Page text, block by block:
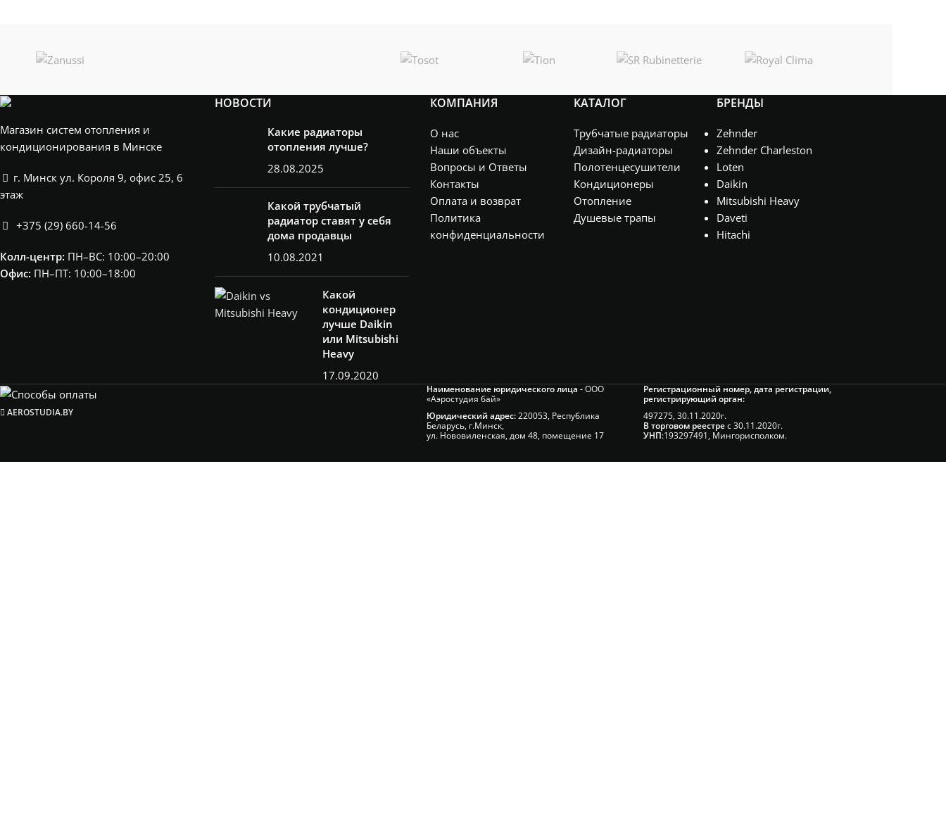
Магазин систем отопления и
кондиционирования в Минске
г. Минск ул. Короля 9, офис 25, 6
этаж
+375 (29) 660-14-56
Колл-центр: ПН–ВС: 10:00–20:00​
Офис: ПН–ПТ: 10:00–18:00
НОВОСТИ
Какие радиаторы
отопления лучше?
28.08.2025
Какой трубчатый
радиатор ставят у себя
дома продавцы
10.08.2021
Какой
кондиционер
лучше Daikin
или Mitsubishi
Heavy
17.09.2020
КОМПАНИЯ
О нас
Наши объекты
Вопросы и Ответы
Контакты
Оплата и возврат
Политика
конфиденциальности
КАТАЛОГ
Трубчатые радиаторы
Дизайн-радиаторы
Полотенцесушители
Кондиционеры
Отопление
Душевые трапы
БРЕНДЫ
Zehnder
Zehnder Charleston
Loten
Daikin
Mitsubishi Heavy
Daveti
Hitachi
AEROSTUDIA.BY
Наименование юридического лица -ООО
«Аэростудия бай»
Юридический адрес:220053, Республика
Беларусь, г.Минск,
ул. Нововиленская, дом 48, помещение 17
Регистрационный номер, дата регистрации,
регистрирующий орган:
497275, 30.11.2020г.
В торговом реестрес 30.11.2020г.
УНП:193297491, Мингорисполком.